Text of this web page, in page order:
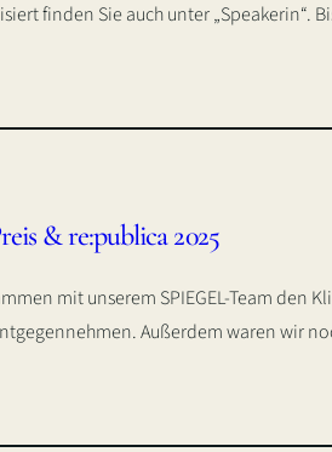
finden Sie auch unter „Speakerin“.
& re:publica 2025
mit unserem SPIEGEL-Team den
Außerdem waren wir